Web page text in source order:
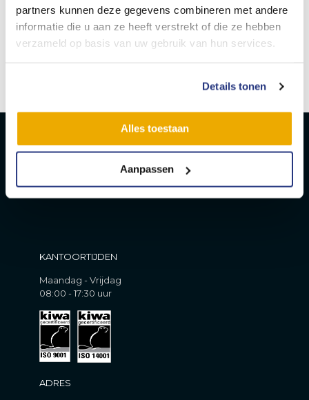
partners kunnen deze gegevens combineren met andere
informatie die u aan ze heeft verstrekt of die ze hebben
verzameld op basis van uw gebruik van hun services.
Details tonen
Alles toestaan
Aanpassen
Delen 0
KANTOORTIJDEN
Maandag - Vrijdag
08:00 - 17:30 uur
ADRES